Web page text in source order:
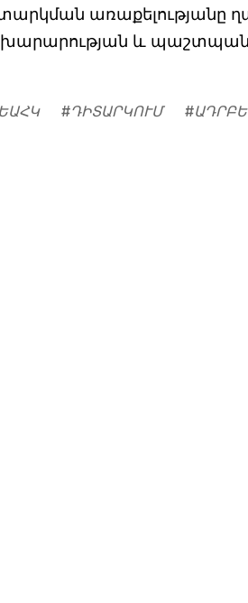
առաքելությանը
և
ԵԱՀԿ #ԴԻՏԱՐԿՈՒՄ #